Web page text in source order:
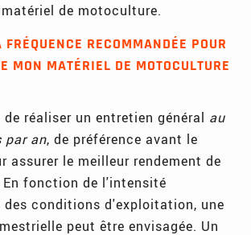
de motoculture.
RECOMMANDÉE POUR
MON MATÉRIEL DE MOTOCULTURE
réaliser un entretien général au
par an, de préférence avant le
assurer le meilleur rendement de
En fonction de l'intensité
conditions d'exploitation, une
peut être envisagée. Un